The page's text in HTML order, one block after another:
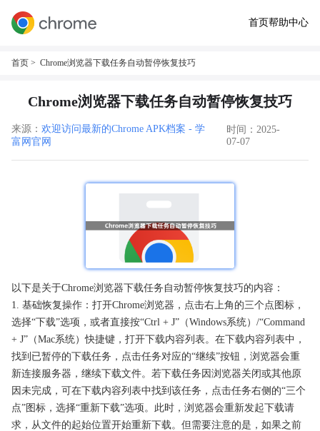
首页帮助中心
首页 > Chrome浏览器下载任务自动暂停恢复技巧
Chrome浏览器下载任务自动暂停恢复技巧
来源： 欢迎访问最新的Chrome APK档案 - 学
富网官网
时间：2025-
07-07
以下是关于Chrome浏览器下载任务自动暂停恢复技巧的内容：
1. 基础恢复操作：打开Chrome浏览器，点击右上角的三个点图标，
选择“下载”选项，或者直接按“Ctrl + J”（Windows系统）/“Command
+ J”（Mac系统）快捷键，打开下载内容列表。在下载内容列表中，
找到已暂停的下载任务，点击任务对应的“继续”按钮，浏览器会重
新连接服务器，继续下载文件。若下载任务因浏览器关闭或其他原
因未完成，可在下载内容列表中找到该任务，点击任务右侧的“三个
点”图标，选择“重新下载”选项。此时，浏览器会重新发起下载请
求，从文件的起始位置开始重新下载。但需要注意的是，如果之前